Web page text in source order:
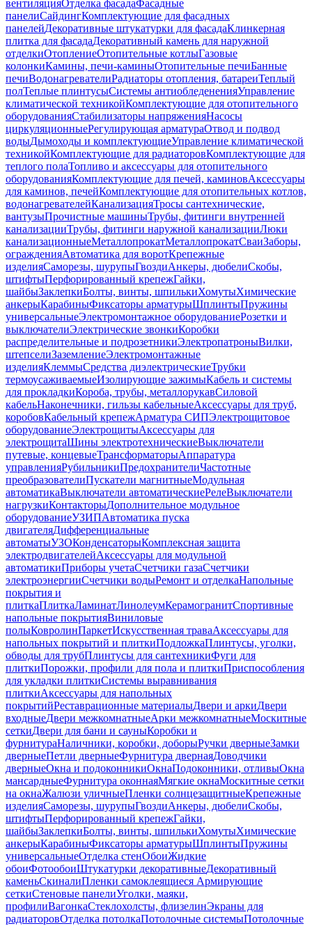
вентиляцияОтделка фасадаФасадные
панелиСайдингКомплектующие для фасадных
панелейДекоративные штукатурки для фасадаКлинкерная
плитка для фасадаДекоративный камень для наружной
отделкиОтоплениеОтопительные котлыГазовые
колонкиКамины, печи-каминыОтопительные печиБанные
печиВодонагревателиРадиаторы отопления, батареиТеплый
полТеплые плинтусыСистемы антиобледененияУправление
климатической техникойКомплектующие для отопительного
оборудованияСтабилизаторы напряженияНасосы
циркуляционныеРегулирующая арматураОтвод и подвод
водыДымоходы и комплектующиеУправление климатической
техникойКомплектующие для радиаторовКомплектующие для
теплого полаТопливо и аксессуары для отопительного
оборудованияКомплектующие для печей, каминовАксессуары
для каминов, печейКомплектующие для отопительных котлов,
водонагревателейКанализацияТросы сантехнические,
вантузыПрочистные машиныТрубы, фитинги внутренней
канализацииТрубы, фитинги наружной канализацииЛюки
канализационныеМеталлопрокатМеталлопрокатСваиЗаборы,
огражденияАвтоматика для воротКрепежные
изделияСаморезы, шурупыГвоздиАнкеры, дюбелиСкобы,
штифтыПерфорированный крепежГайки,
шайбыЗаклепкиБолты, винты, шпилькиХомутыХимические
анкерыКарабиныФиксаторы арматурыШплинтыПружины
универсальныеЭлектромонтажное оборудованиеРозетки и
выключателиЭлектрические звонкиКоробки
распределительные и подрозетникиЭлектропатроныВилки,
штепселиЗаземлениеЭлектромонтажные
изделияКлеммыСредства диэлектрическиеТрубки
термоусаживаемыеИзолирующие зажимыКабель и системы
для прокладкиКороба, трубы, металлорукавСиловой
кабельНаконечники, гильзы кабельныеАксессуары для труб,
коробовКабельный крепежАрматура СИПЭлектрощитовое
оборудованиеЭлектрощитыАксессуары для
электрощитаШины электротехническиеВыключатели
путевые, концевыеТрансформаторыАппаратура
управленияРубильникиПредохранителиЧастотные
преобразователиПускатели магнитныеМодульная
автоматикаВыключатели автоматическиеРелеВыключатели
нагрузкиКонтакторыДополнительное модульное
оборудованиеУЗИПАвтоматика пуска
двигателяДифференциальные
автоматыУЗОКонденсаторыКомплексная защита
электродвигателейАксессуары для модульной
автоматикиПриборы учетаСчетчики газаСчетчики
электроэнергииСчетчики водыРемонт и отделкаНапольные
покрытия и
плиткаПлиткаЛаминатЛинолеумКерамогранитСпортивные
напольные покрытияВиниловые
полыКовролинПаркетИскусственная траваАксессуары для
напольных покрытий и плиткиПодложкаПлинтусы, уголки,
обводы для трубПлинтусы для сантехникиФуги для
плиткиПорожки, профили для пола и плиткиПриспособления
для укладки плиткиСистемы выравнивания
плиткиАксессуары для напольных
покрытийРеставрационные материалыДвери и аркиДвери
входныеДвери межкомнатныеАрки межкомнатныеМоскитные
сеткиДвери для бани и сауныКоробки и
фурнитураНаличники, коробки, доборыРучки дверныеЗамки
дверныеПетли дверныеФурнитура двернаяДоводчики
дверныеОкна и подоконникиОкнаПодоконники, отливыОкна
мансардныеФурнитура оконнаяМягкие окнаМоскитные сетки
на окнаЖалюзи уличныеПленки солнцезащитныеКрепежные
изделияСаморезы, шурупыГвоздиАнкеры, дюбелиСкобы,
штифтыПерфорированный крепежГайки,
шайбыЗаклепкиБолты, винты, шпилькиХомутыХимические
анкерыКарабиныФиксаторы арматурыШплинтыПружины
универсальныеОтделка стенОбоиЖидкие
обоиФотообоиШтукатурки декоративныеДекоративный
каменьСкиналиПленки самоклеящиеся Армирующие
сеткиСтеновые панелиУголки, маяки,
профилиВагонкаСтеклохолсты, флизелинЭкраны для
радиаторовОтделка потолкаПотолочные системыПотолочные